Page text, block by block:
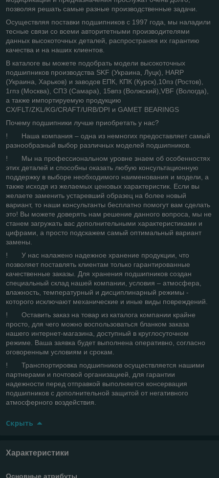
позволяя решать самые разные производственные задачи.
Осуществляя поставки подшипников с 1997 года, мы наладили
тесные связи со всеми авторитетными производителями
данных высокоточных деталей, распространяя их гарантию
качества и на наших клиентов.
В каталоге вы можете подобрать модели высокоточных
подшипников производства SKF (Украина, Луцк), HARP
(Украина, Харьков) и заводов ЕПК, КПК (Курск),10пз (Ростов),
1гпз (Москва), СПЗ (Самара), 15впз (Волжский),VBF (Вологда),
а также импортируемую продукцию
CX/FLT/ZKL/KG/CRAFT/URB/DPI и GAMET BEARINGS
Почему подшипники лучше приобретать у нас?
! Наша компания – одна из немногих предоставляет самый
разнообразный выбор различных моделей подшипников.
! Мы на профессиональном уровне знаем об особенностях
этих деталей и способны оказать любую консультационную
поддержку в выборе необходимого наименования и модели, а
также исходя из желаемых ценовых характеристик. Если вы
желаете заменить устаревший образец на более новый
вариант, то наши консультанты бесплатно помогут вам сделать
это! Вы можете доверять нам решение данного вопроса, мы не
станем загружать вас дополнительными характеристиками и
цифрами, а просто подскажем самый оптимальный вариант
замены.
! У нас налажено надежное хранение продукции, что
позволяет поставлять клиентам только гарантированные
качественные заказы. Для хранения подшипников создан
специальный склад нашей компании, условия – атмосфера,
влажность, температурный и дисциплинарный режимы -
которого исключают механические и иные виды повреждений.
! Оставить заказ на товар из каталога компании крайне
просто, для чего можно воспользоваться бланком заказа
нашего интернет-магазина, доступный в круглосуточном
режиме. Ваша заявка будет выполнена оперативно, согласно
оговоренным условиям и срокам.
! Транспортировка подшипников осуществляется нашими
партнерами и почтовой организацией, для гарантии
надежности перед отправкой выполняется консервация
подшипников с дополнительной защитой от негативного
атмосферного воздействия.
Скрыть
Характеристики
Основные атрибуты